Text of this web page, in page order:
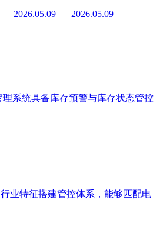
2026.05.09 2026.05.09
系统具备库存预警与库存状态管控
业特征搭建管控体系，能够匹配电